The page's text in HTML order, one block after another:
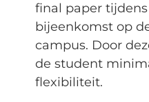
final paper
bijeenkomst op
campus. Door
de student
flexibiliteit.